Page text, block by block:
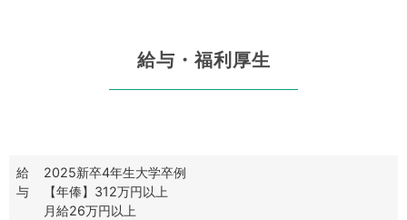
給与・福利厚生
給
与
2025新卒4年生大学卒例
【年俸】312万円以上
月給26万円以上